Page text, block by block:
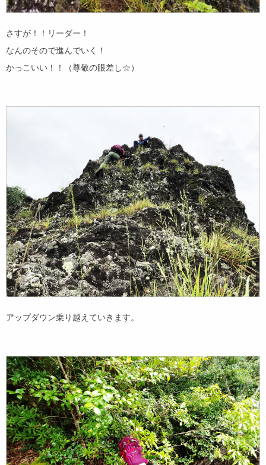
さすが！！リーダー！
なんのそので進んでいく！
かっこいい！！（尊敬の眼差し☆）
アップダウン乗り越えていきます。